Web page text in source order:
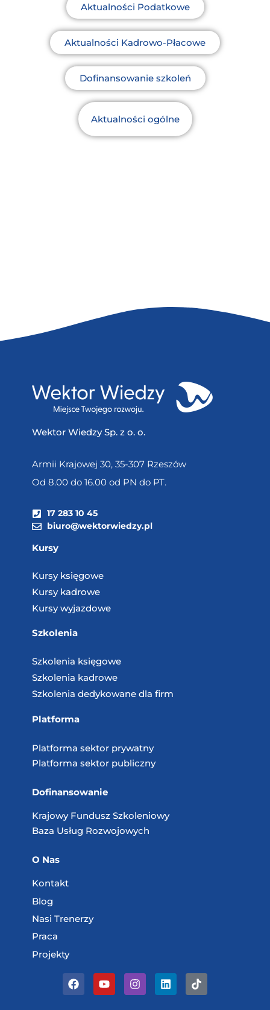
Aktualności Podatkowe
Aktualności Kadrowo-Płacowe
Dofinansowanie szkoleń
Aktualności ogólne
Wektor Wiedzy Sp. z o. o.
Armii Krajowej 30, 35-307 Rzeszów
Od 8.00 do 16.00 od PN do PT.
17 283 10 45
biuro@wektorwiedzy.pl
Kursy
Kursy księgowe
Kursy kadrowe
Kursy wyjazdowe
Szkolenia
Szkolenia księgowe
Szkolenia kadrowe
Szkolenia dedykowane dla firm
Platforma
Platforma sektor prywatny
Platforma sektor publiczny
Dofinansowanie
Krajowy Fundusz Szkoleniowy
Baza Usług Rozwojowych
O Nas
Kontakt
Blog
Nasi Trenerzy
Praca
Projekty